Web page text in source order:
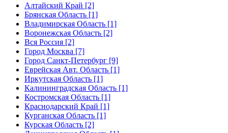
Алтайский Край [2]
Брянская Область [1]
Владимирская Область [1]
Воронежская Область [2]
Вся Россия [2]
Город Москва [7]
Город Санкт-Петербург [9]
Еврейская Авт. Область [1]
Иркутская Область [1]
Калининградская Область [1]
Костромская Область [1]
Краснодарский Край [1]
Курганская Область [1]
Курская Область [2]